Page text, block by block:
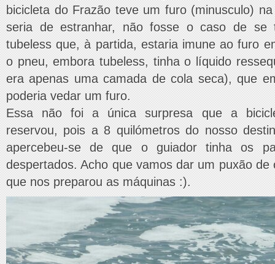
bicicleta do Frazão teve um furo (minusculo)
seria de estranhar, não fosse o caso de se
tubeless que, à partida, estaria imune ao furo
o pneu, embora tubeless, tinha o líquido
era apenas uma camada de cola seca), que
poderia vedar um furo.
Essa não foi a única surpresa que a
reservou, pois a 8 quilómetros do nosso
apercebeu-se de que o guiador tinha os
despertados. Acho que vamos dar um puxão de
que nos preparou as máquinas :).